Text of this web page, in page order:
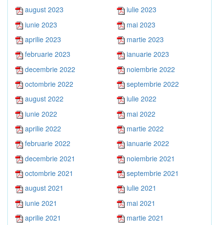
august 2023
iulie 2023
iunie 2023
mai 2023
aprilie 2023
martie 2023
februarie 2023
ianuarie 2023
decembrie 2022
noiembrie 2022
octombrie 2022
septembrie 2022
august 2022
iulie 2022
iunie 2022
mai 2022
aprilie 2022
martie 2022
februarie 2022
ianuarie 2022
decembrie 2021
noiembrie 2021
octombrie 2021
septembrie 2021
august 2021
iulie 2021
iunie 2021
mai 2021
aprilie 2021
martie 2021